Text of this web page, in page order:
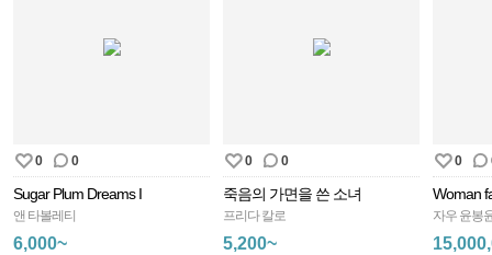
0 0
Sugar Plum Dreams I
앤 타볼레티
6,000~
0 0
죽음의 가면을 쓴 소녀
프리다 칼로
5,200~
0
Woman
자우 윤봉